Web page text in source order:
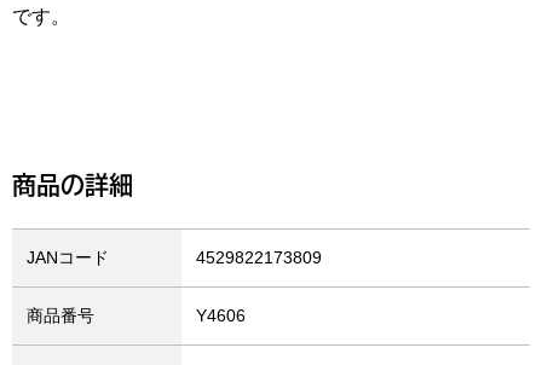
です。
商品の詳細
JANコード 4529822173809
商品番号 Y4606